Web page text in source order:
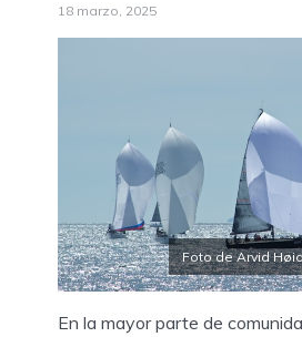
18 marzo, 2025
Foto de Arvid
En la mayor parte de